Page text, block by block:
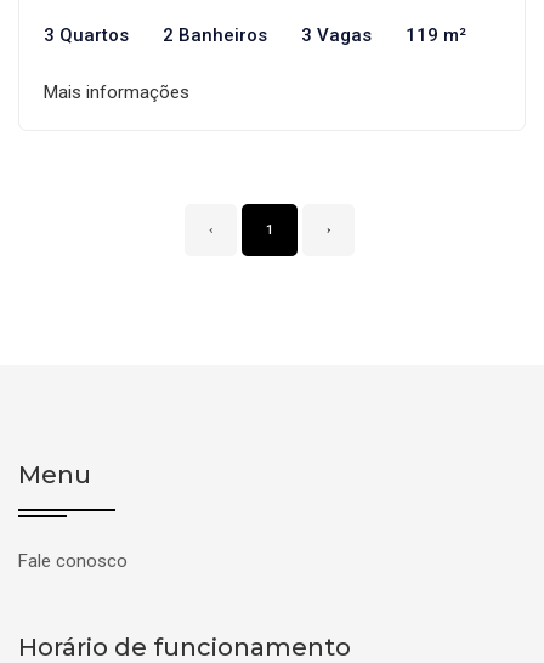
3 Quartos 2 Banheiros 3 Vagas 119 m²
Mais informações
‹ 1 ›
Menu
Fale conosco
Horário de funcionamento